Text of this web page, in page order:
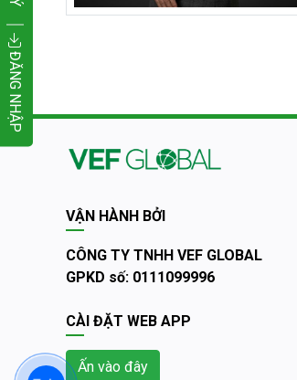
VẬN HÀNH BỞI
CÔNG TY TNHH VEF GLOBAL
GPKD số: 0111099996
CÀI ĐẶT WEB APP
Ấn vào đây
ĐĂNG NHẬP